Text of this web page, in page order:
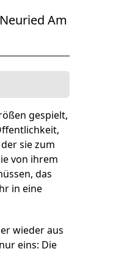
Am
gespielt,
sie zum
von ihrem
das
in eine
wieder aus
eins: Die